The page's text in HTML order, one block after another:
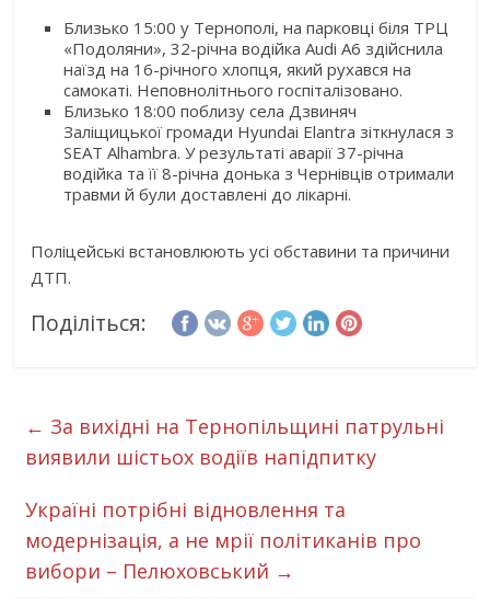
Близько 15:00 у Тернополі, на парковці біля ТРЦ
«Подоляни», 32-річна водійка Audi A6 здійснила
наїзд на 16-річного хлопця, який рухався на
самокаті. Неповнолітнього госпіталізовано.
Близько 18:00 поблизу села Дзвиняч
Заліщицької громади Hyundai Elantra зіткнулася з
SEAT Alhambra. У результаті аварії 37-річна
водійка та її 8-річна донька з Чернівців отримали
травми й були доставлені до лікарні.
Поліцейські встановлюють усі обставини та причини
ДТП.
Поділіться:
← За вихідні на Тернопільщині патрульні
виявили шістьох водіїв напідпитку
Україні потрібні відновлення та
модернізація, а не мрії політиканів про
вибори – Пелюховський →